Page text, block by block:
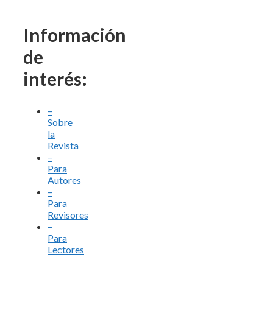
Información
de
interés:
–
Sobre
la
Revista
–
Para
Autores
–
Para
Revisores
–
Para
Lectores